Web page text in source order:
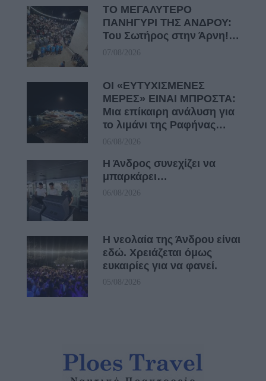
ΤΟ ΜΕΓΑΛΥΤΕΡΟ
ΠΑΝΗΓΥΡΙ ΤΗΣ ΑΝΔΡΟΥ:
Του Σωτήρος στην Άρνη!…
07/08/2026
ΟΙ «ΕΥΤΥΧΙΣΜΕΝΕΣ
ΜΕΡΕΣ» ΕΙΝΑΙ ΜΠΡΟΣΤΑ:
Μια επίκαιρη ανάλυση για
το λιμάνι της Ραφήνας…
06/08/2026
Η Άνδρος συνεχίζει να
μπαρκάρει…
06/08/2026
Η νεολαία της Άνδρου είναι
εδώ. Χρειάζεται όμως
ευκαιρίες για να φανεί.
05/08/2026